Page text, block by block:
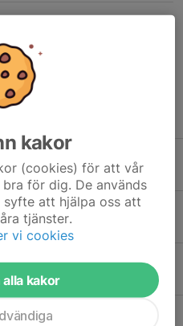
2026
kakor
(cookies) för att vår
för dig. De används
att hjälpa oss att
tjänster.
vi cookies
kakor